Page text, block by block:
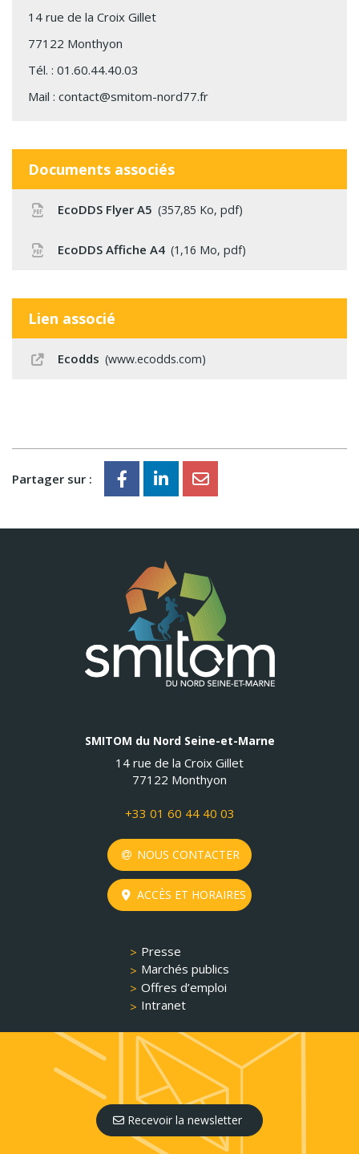
14 rue de la Croix Gillet
77122 Monthyon
Tél. : 01.60.44.40.03
Mail : contact@smitom-nord77.fr
Documents associés
EcoDDS Flyer A5 357,85 Ko, pdf
EcoDDS Affiche A4 1,16 Mo, pdf
Lien associé
Ecodds www.ecodds.com
Partager sur :
SMITOM du Nord Seine-et-Marne
14 rue de la Croix Gillet
77122 Monthyon
+33 01 60 44 40 03
NOUS CONTACTER
ACCÈS ET HORAIRES
Presse
Marchés publics
Offres d’emploi
Intranet
Recevoir la newsletter